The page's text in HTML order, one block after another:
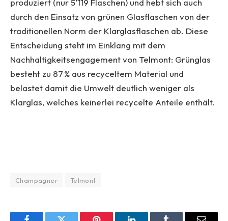
produziert (nur 5’119 Flaschen) und hebt sich auch
durch den Einsatz von grünen Glasflaschen von der
traditionellen Norm der Klarglasflaschen ab. Diese
Entscheidung steht im Einklang mit dem
Nachhaltigkeitsengagement von Telmont: Grünglas
besteht zu 87 % aus recyceltem Material und
belastet damit die Umwelt deutlich weniger als
Klarglas, welches keinerlei recycelte Anteile enthält.
Champagner Telmont